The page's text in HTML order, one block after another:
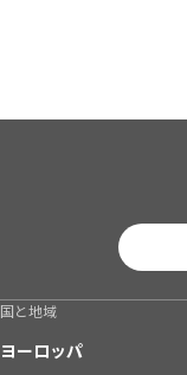
国と地域
ヨーロッパ